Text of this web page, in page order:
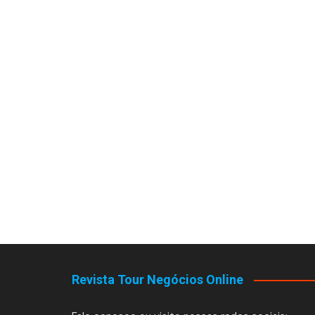
Revista Tour Negócios Online